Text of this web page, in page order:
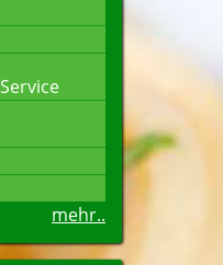
mehr..